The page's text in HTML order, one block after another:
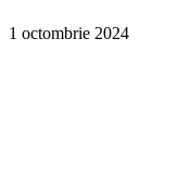
1 octombrie 2024